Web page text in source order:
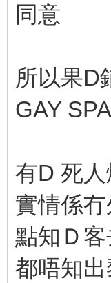
同意
所以果D
GAY
有D 死
實情係
點知Ｄ
都唔知出